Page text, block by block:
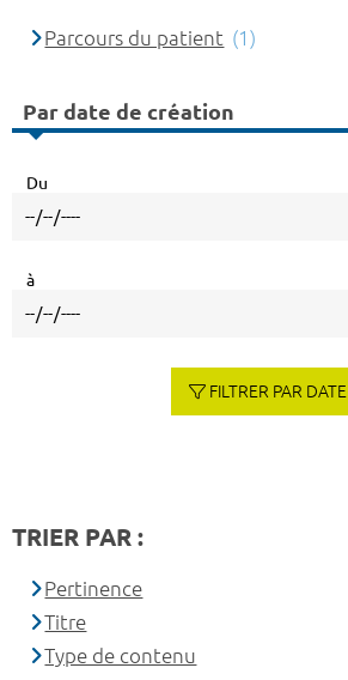
Parcours du patient (1)
Par date de création
Du
à
FILTRER PAR DATE
TRIER PAR :
Pertinence
Titre
Type de contenu